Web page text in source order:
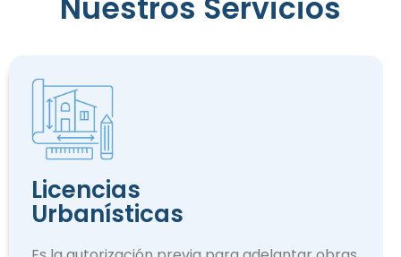
Nuestros Servicios
Licencias
Urbanísticas